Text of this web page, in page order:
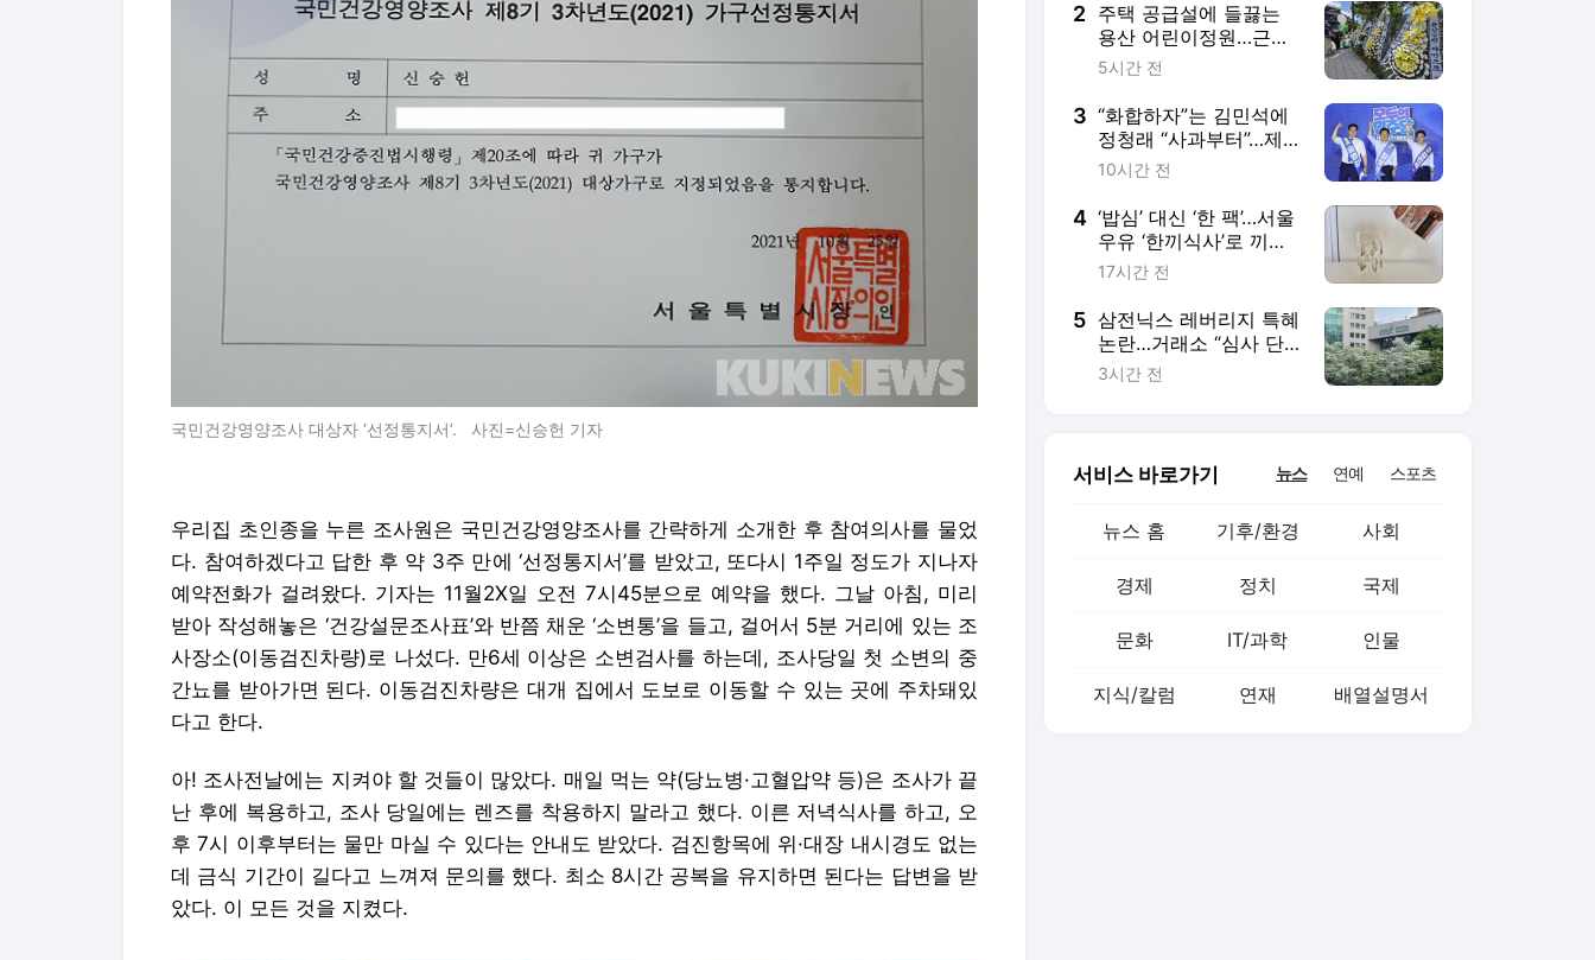
국민건강영양조사 대상자 ‘선정통지서’. 사진=신승헌 기자
우리집 초인종을 누른 조사원은 국민건강영양조사를 간략하게 소개한 후 참여의사를 물었
다. 참여하겠다고 답한 후 약 3주 만에 ‘선정통지서’를 받았고, 또다시 1주일 정도가 지나자
예약전화가 걸려왔다. 기자는 11월2X일 오전 7시45분으로 예약을 했다. 그날 아침, 미리
받아 작성해놓은 ‘건강설문조사표’와 반쯤 채운 ‘소변통’을 들고, 걸어서 5분 거리에 있는 조
사장소(이동검진차량)로 나섰다. 만6세 이상은 소변검사를 하는데, 조사당일 첫 소변의 중
간뇨를 받아가면 된다. 이동검진차량은 대개 집에서 도보로 이동할 수 있는 곳에 주차돼있
다고 한다.
아! 조사전날에는 지켜야 할 것들이 많았다. 매일 먹는 약(당뇨병·고혈압약 등)은 조사가 끝
난 후에 복용하고, 조사 당일에는 렌즈를 착용하지 말라고 했다. 이른 저녁식사를 하고, 오
후 7시 이후부터는 물만 마실 수 있다는 안내도 받았다. 검진항목에 위·대장 내시경도 없는
데 금식 기간이 길다고 느껴져 문의를 했다. 최소 8시간 공복을 유지하면 된다는 답변을 받
았다. 이 모든 것을 지켰다.
2 주택 공급설에 들끓는
용산 어린이정원…근조
화환까지 등장
5시간 전
3 “화합하자”는 김민석에
정청래 “사과부터”…제
주서 與 전대 충돌
10시간 전
4 ‘밥심’ 대신 ‘한 팩’…서울
우유 ‘한끼식사’로 끼니
해결될까 [리뷰로그]
17시간 전
5 삼전닉스 레버리지 특혜
논란…거래소 “심사 단
축 사실 무근”
3시간 전
서비스 바로가기 뉴스 연예 스포츠
뉴스 홈 기후/환경 사회
경제 정치 국제
문화 IT/과학 인물
지식/칼럼 연재 배열설명서